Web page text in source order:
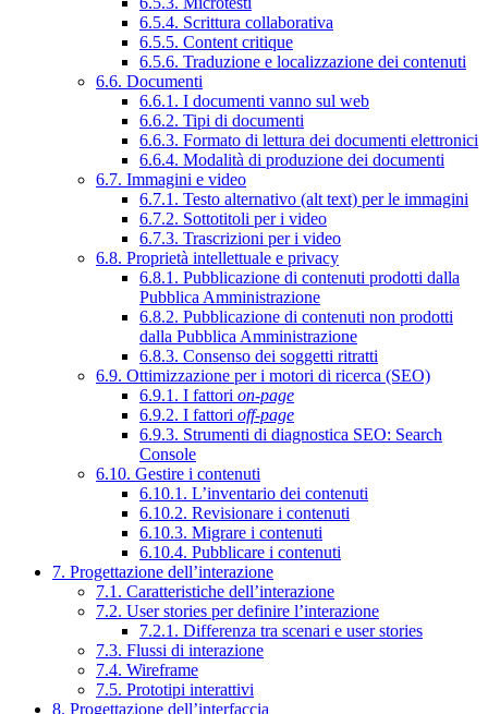
6.5.4. Scrittura collaborativa
6.5.5. Content critique
6.5.6. Traduzione e localizzazione dei contenuti
6.6. Documenti
6.6.1. I documenti vanno sul web
6.6.2. Tipi di documenti
6.6.3. Formato di lettura dei documenti elettronici
6.6.4. Modalità di produzione dei documenti
6.7. Immagini e video
6.7.1. Testo alternativo (alt text) per le immagini
6.7.2. Sottotitoli per i video
6.7.3. Trascrizioni per i video
6.8. Proprietà intellettuale e privacy
6.8.1. Pubblicazione di contenuti prodotti dalla
Pubblica Amministrazione
6.8.2. Pubblicazione di contenuti non prodotti
dalla Pubblica Amministrazione
6.8.3. Consenso dei soggetti ritratti
6.9. Ottimizzazione per i motori di ricerca (SEO)
6.9.1. I fattori on-page
6.9.2. I fattori off-page
6.9.3. Strumenti di diagnostica SEO: Search
Console
6.10. Gestire i contenuti
6.10.1. L’inventario dei contenuti
6.10.2. Revisionare i contenuti
6.10.3. Migrare i contenuti
6.10.4. Pubblicare i contenuti
7. Progettazione dell’interazione
7.1. Caratteristiche dell’interazione
7.2. User stories per definire l’interazione
7.2.1. Differenza tra scenari e user stories
7.3. Flussi di interazione
7.4. Wireframe
7.5. Prototipi interattivi
8. Progettazione dell’interfaccia